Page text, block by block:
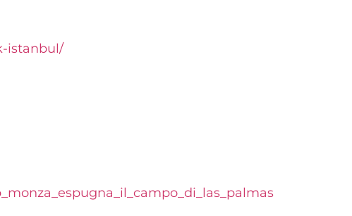
istanbul/